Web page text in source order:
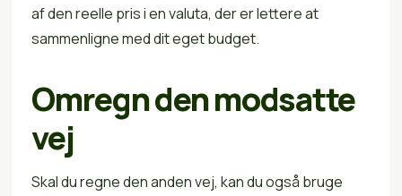
af den reelle pris i en valuta, der er lettere at
sammenligne med dit eget budget.
Omregn den modsatte
vej
Skal du regne den anden vej, kan du også bruge